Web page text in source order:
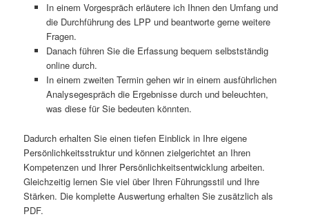
In einem Vorgespräch erläutere ich Ihnen den Umfang und
die Durchführung des LPP und beantworte gerne weitere
Fragen.
Danach führen Sie die Erfassung bequem selbstständig
online durch.
In einem zweiten Termin gehen wir in einem ausführlichen
Analysegespräch die Ergebnisse durch und beleuchten,
was diese für Sie bedeuten könnten.
Dadurch erhalten Sie einen tiefen Einblick in Ihre eigene
Persönlichkeitsstruktur und können zielgerichtet an Ihren
Kompetenzen und Ihrer Persönlichkeitsentwicklung arbeiten.
Gleichzeitig lernen Sie viel über Ihren Führungsstil und Ihre
Stärken. Die komplette Auswertung erhalten Sie zusätzlich als
PDF.